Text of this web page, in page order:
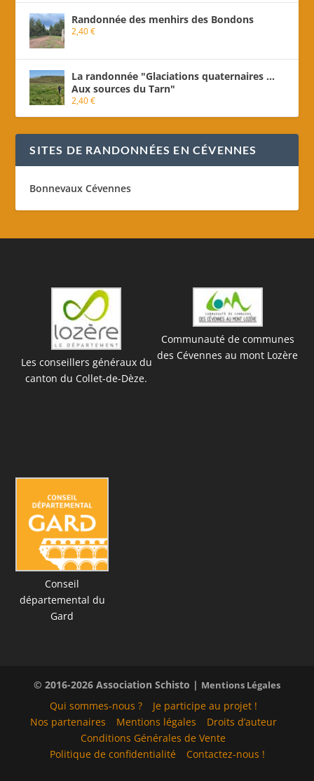
Randonnée des menhirs des Bondons
2,40€
La randonnée "Glaciations quaternaires ...
Aux sources du Tarn"
2,40€
SITES DE RANDONNÉES EN CÉVENNES
Bonnevaux Cévennes
Les conseillers généraux du
canton du Collet-de-Dèze.
Communauté de communes
des Cévennes au mont Lozère
Conseil
départemental du
Gard
© 2016-2026 Association Schisto | Mentions Légales
Qui sommes-nous ?
Je participe au projet !
Nos partenaires
Mentions légales
Droits d’auteur
Conditions Générales de Vente
Politique de confidentialité
Contactez-nous !